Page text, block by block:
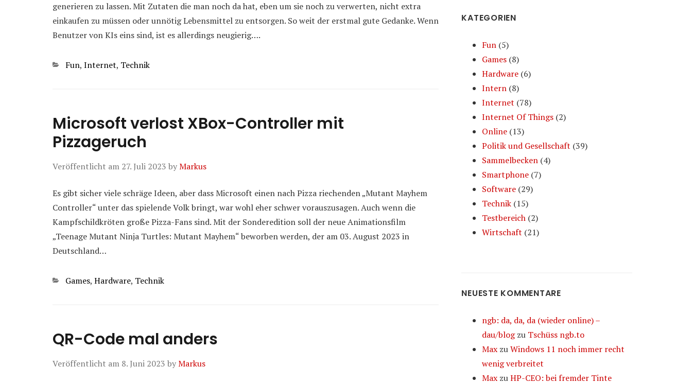
generieren zu lassen. Mit Zutaten die man noch da hat, eben um sie noch zu verwerten, nicht extra
einkaufen zu müssen oder unnötig Lebensmittel zu entsorgen. So weit der erstmal gute Gedanke. Wenn
Benutzer von KIs eins sind, ist es allerdings neugierig….
Kategorien
Fun, Internet, Technik
Microsoft verlost XBox-Controller mit
Pizzageruch
Veröffentlicht am 27. Juli 2023 byMarkus
Es gibt sicher viele schräge Ideen, aber dass Microsoft einen nach Pizza riechenden „Mutant Mayhem
Controller“ unter das spielende Volk bringt, war wohl eher schwer vorauszusagen. Auch wenn die
Kampfschildkröten große Pizza-Fans sind. Mit der Sonderedition soll der neue Animationsfilm
„Teenage Mutant Ninja Turtles: Mutant Mayhem“ beworben werden, der am 03. August 2023 in
Deutschland…
Kategorien
Games, Hardware, Technik
QR-Code mal anders
Veröffentlicht am 8. Juni 2023 byMarkus
KATEGORIEN
Fun (5)
Games (8)
Hardware (6)
Intern (8)
Internet (78)
Internet Of Things (2)
Online (13)
Politik und Gesellschaft (39)
Sammelbecken (4)
Smartphone (7)
Software (29)
Technik (15)
Testbereich (2)
Wirtschaft (21)
NEUESTE KOMMENTARE
ngb: da, da, da (wieder online) –
dau/blogzu Tschüss ngb.to
Max zuWindows 11 noch immer recht
wenig verbreitet
Max zuHP-CEO: bei fremder Tinte